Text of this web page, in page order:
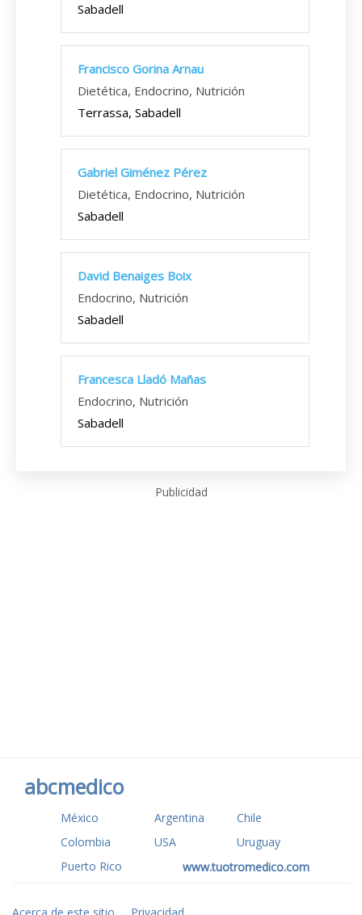
Sabadell
Francisco Gorina Arnau
Dietética, Endocrino, Nutrición
Terrassa, Sabadell
Gabriel Giménez Pérez
Dietética, Endocrino, Nutrición
Sabadell
David Benaiges Boix
Endocrino, Nutrición
Sabadell
Francesca Lladó Mañas
Endocrino, Nutrición
Sabadell
Publicidad
abcmedico
México Argentina
Chile
Colombia
USA
Uruguay
Puerto Rico
www.tuotromedico.com